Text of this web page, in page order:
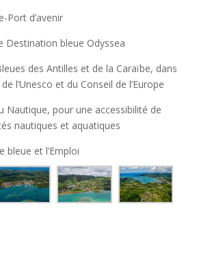
Port d’avenir
Destination bleue Odyssea
des Antilles et de la Caraïbe, dans
l’Unesco et du Conseil de l’Europe
Nautique, pour une accessibilité de
nautiques et aquatiques
bleue et l’Emploi